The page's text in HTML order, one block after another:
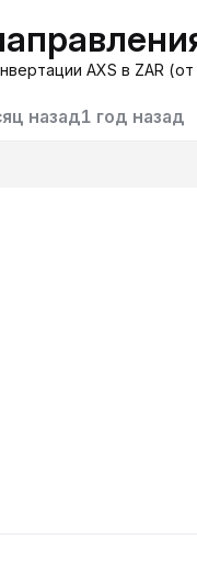
AXS в ZAR
назад1 год назад